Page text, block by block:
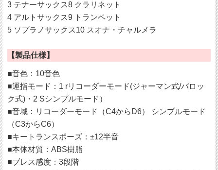
3 テナーサックス8 クラリネット
4 アルトサックス9 トランペット
5 ソプラノサックス10 スオナ・チャルメラ
【製品仕様】
■音色：10音色
■運指モード：1 rリコーダーモード(ジャーマン式/バロッ
ク式)・2 Sシンプルモード）
■音域：リコーダーモード（C4からD6） シンプルモード
（C3からC6）
■キートランスポーズ：±12半音
■本体材質：ABS樹脂
■ブレス感度：3段階